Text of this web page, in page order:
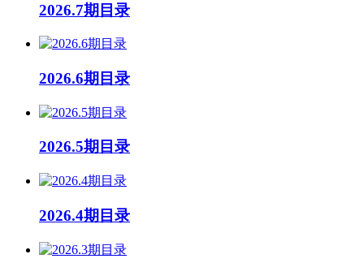
2026.7期目录
2026.6期目录
2026.5期目录
2026.4期目录